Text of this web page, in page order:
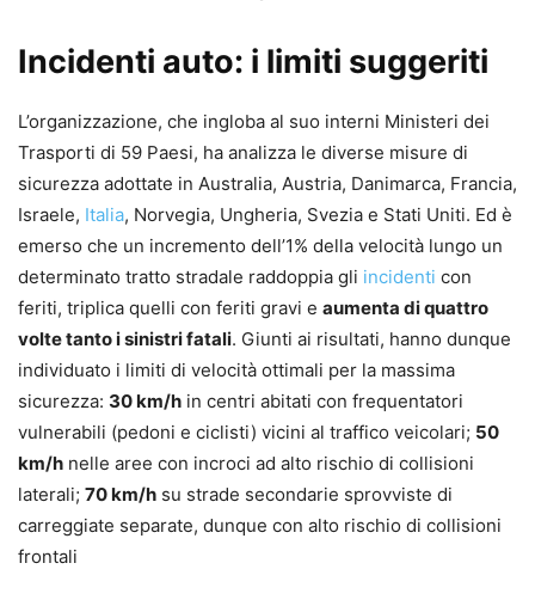
Incidenti auto: i limiti suggeriti
L’organizzazione, che ingloba al suo interni Ministeri dei
Trasporti di 59 Paesi, ha analizza le diverse misure di
sicurezza adottate in Australia, Austria, Danimarca, Francia,
Israele, Italia, Norvegia, Ungheria, Svezia e Stati Uniti. Ed è
emerso che un incremento dell’1% della velocità lungo un
determinato tratto stradale raddoppia gli incidenti con
feriti, triplica quelli con feriti gravi e aumenta di quattro
volte tanto i sinistri fatali. Giunti ai risultati, hanno dunque
individuato i limiti di velocità ottimali per la massima
sicurezza: 30 km/h in centri abitati con frequentatori
vulnerabili (pedoni e ciclisti) vicini al traffico veicolari; 50
km/h nelle aree con incroci ad alto rischio di collisioni
laterali; 70 km/h su strade secondarie sprovviste di
carreggiate separate, dunque con alto rischio di collisioni
frontali